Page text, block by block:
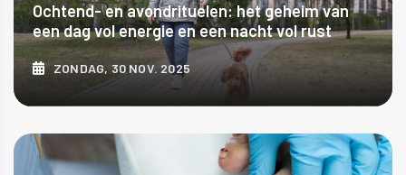
Ochtend- en avondrituelen: het geheim van
een dag vol energie en een nacht vol rust
ZONDAG, 30 NOV. 2025
ONTDEK MEER